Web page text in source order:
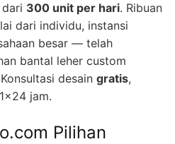
300 unit per hari. Ribuan
dari individu, instansi
besar — telah
bantal leher custom
desain gratis,
jam.
Pilihan